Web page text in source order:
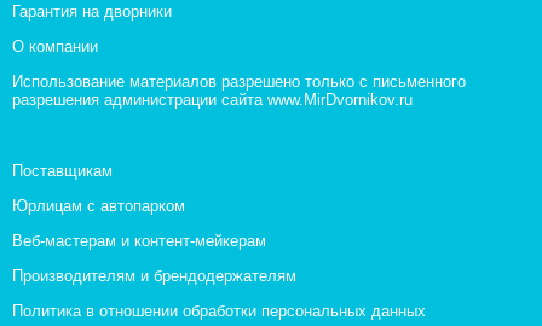
Гарантия на дворники
О компании
Использование материалов разрешено только с письменного
разрешения администрации сайта www.MirDvornikov.ru
Поставщикам
Юрлицам с автопарком
Веб-мастерам и контент-мейкерам
Производителям и брендодержателям
Политика в отношении обработки персональных данных